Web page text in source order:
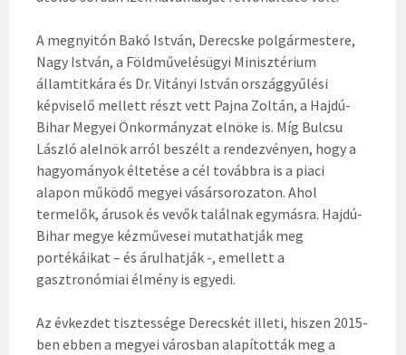
A megnyitón Bakó István, Derecske polgármestere,
Nagy István, a Földművelésügyi Minisztérium
államtitkára és Dr. Vitányi István országgyűlési
képviselő mellett részt vett Pajna Zoltán, a Hajdú-
Bihar Megyei Önkormányzat elnöke is. Míg Bulcsu
László alelnök arról beszélt a rendezvényen, hogy a
hagyományok éltetése a cél továbbra is a piaci
alapon működő megyei vásársorozaton. Ahol
termelők, árusok és vevők találnak egymásra. Hajdú-
Bihar megye kézművesei mutathatják meg
portékáikat – és árulhatják -, emellett a
gasztronómiai élmény is egyedi.
Az évkezdet tisztessége Derecskét illeti, hiszen 2015-
ben ebben a megyei városban alapították meg a